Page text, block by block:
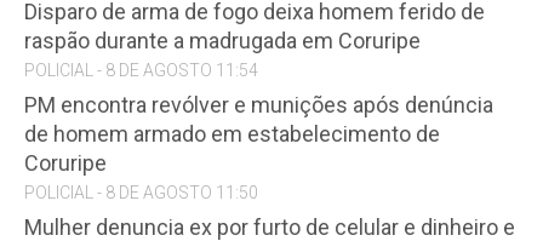
Disparo de arma de fogo deixa homem ferido de
raspão durante a madrugada em Coruripe
POLICIAL - 8 DE AGOSTO 11:54
PM encontra revólver e munições após denúncia
de homem armado em estabelecimento de
Coruripe
POLICIAL - 8 DE AGOSTO 11:50
Mulher denuncia ex por furto de celular e dinheiro e